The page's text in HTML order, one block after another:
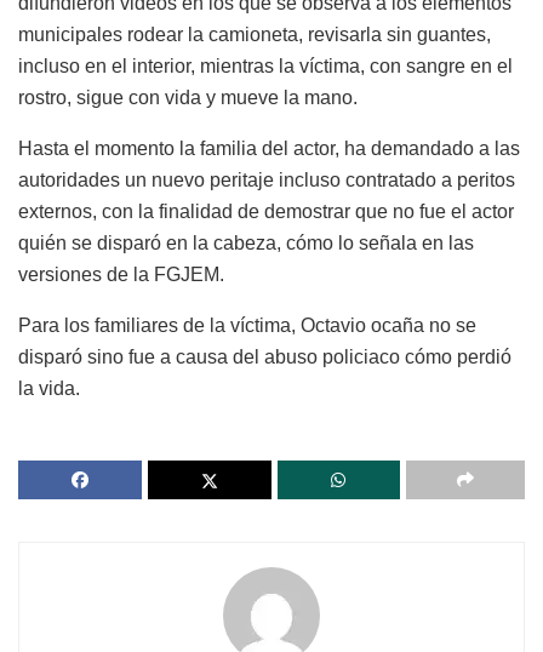
municipales rodear la camioneta, revisarla sin guantes,
incluso en el interior, mientras la víctima, con sangre en el
rostro, sigue con vida y mueve la mano.
Hasta el momento la familia del actor, ha demandado a las
autoridades un nuevo peritaje incluso contratado a peritos
externos, con la finalidad de demostrar que no fue el actor
quién se disparó en la cabeza, cómo lo señala en las
versiones de la FGJEM.
Para los familiares de la víctima, Octavio ocaña no se
disparó sino fue a causa del abuso policiaco cómo perdió
la vida.